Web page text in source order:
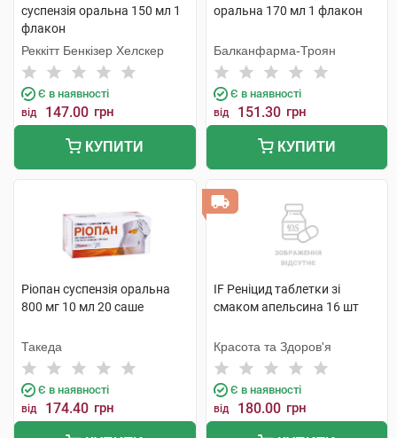
суспензія оральна 150 мл 1
флакон
Реккітт Бенкізер Хелскер
Є в наявності
від 147.00 грн
КУПИТИ
оральна 170 мл 1 флакон
Балканфарма-Троян
Є в наявності
від 151.30 грн
КУПИТИ
Ріопан суспензія оральна
800 мг 10 мл 20 саше
Такеда
Є в наявності
від 174.40 грн
IF Реніцид таблетки зі
смаком апельсина 16 шт
Красота та Здоров'я
Є в наявності
від 180.00 грн